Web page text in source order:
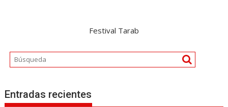
Festival Tarab
Entradas recientes